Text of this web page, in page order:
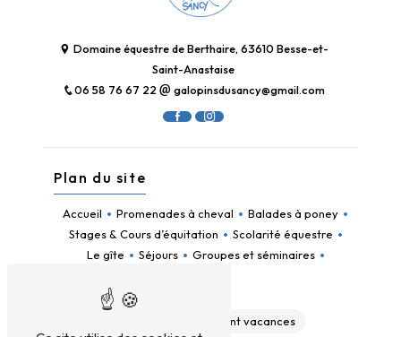
Domaine équestre de Berthaire, 63610 Besse-et-
Saint-Anastaise
06 58 76 67 22
galopinsdusancy@gmail.com
Plan du site
Accueil Promenades à cheval
Balades à poney
Stages & Cours d’équitation
Scolarité équestre
Le gîte
Séjours
Groupes et séminaires
Hébergement vacances